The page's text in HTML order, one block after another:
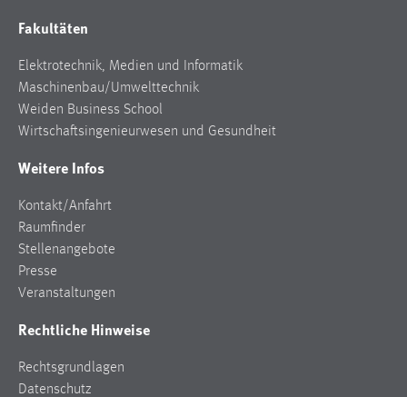
Fakultäten
Elektrotechnik, Medien und Informatik
Maschinenbau/Umwelttechnik
Weiden Business School
Wirtschaftsingenieurwesen und Gesundheit
Weitere Infos
Kontakt/Anfahrt
Raumfinder
Stellenangebote
Presse
Veranstaltungen
Rechtliche Hinweise
Rechtsgrundlagen
Datenschutz